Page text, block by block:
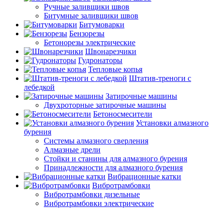
Ручные заливщики швов
Битумные заливщики швов
Битумоварки
Бензорезы
Бетонорезы электрические
Швонарезчики
Гудронаторы
Тепловые копья
Штатив-треноги с
лебедкой
Затирочные машины
Двухроторные затирочные машины
Бетоносмесители
Установки алмазного
бурения
Системы алмазного сверления
Алмазные дрели
Стойки и станины для алмазного бурения
Принадлежности для алмазного бурения
Вибрационные катки
Вибротрамбовки
Вибротрамбовки дизельные
Вибротрамбовки электрические